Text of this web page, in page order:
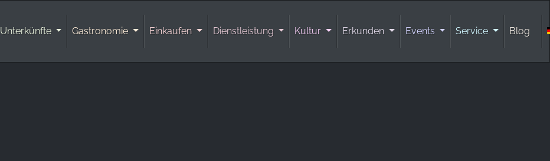
Unterkünfte Gastronomie Einkaufen Dienstleistung Kultur Erkunden Events Service Blog